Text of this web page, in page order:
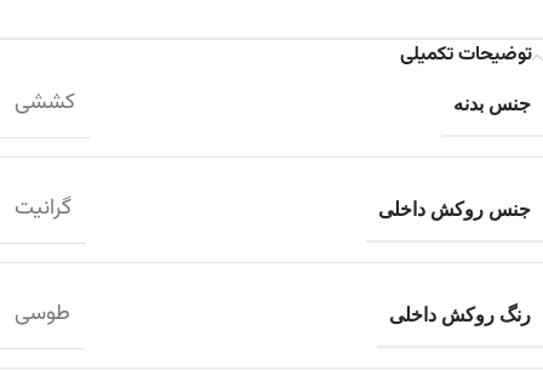
توضیحات تکمیلی
جنس بدنه کششی
جنس روکش داخلی گرانیت
رنگ روکش داخلی طوسی